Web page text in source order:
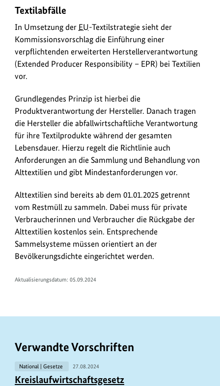
Textilabfälle
In Umsetzung der EU-Textilstrategie sieht der
Kommissionsvorschlag die Einführung einer
verpflichtenden erweiterten Herstellerverantwortung
(Extended Producer Responsibility – EPR) bei Textilien
vor.
Grundlegendes Prinzip ist hierbei die
Produktverantwortung der Hersteller. Danach tragen
die Hersteller die abfallwirtschaftliche Verantwortung
für ihre Textilprodukte während der gesamten
Lebensdauer. Hierzu regelt die Richtlinie auch
Anforderungen an die Sammlung und Behandlung von
Alttextilien und gibt Mindestanforderungen vor.
Alttextilien sind bereits ab dem 01.01.2025 getrennt
vom Restmüll zu sammeln. Dabei muss für private
Verbraucherinnen und Verbraucher die Rückgabe der
Alttextilien kostenlos sein. Entsprechende
Sammelsysteme müssen orientiert an der
Bevölkerungsdichte eingerichtet werden.
Aktualisierungsdatum: 05.09.2024
Verwandte Vorschriften
National | Gesetze 27.08.2024
Kreislaufwirtschaftsgesetz